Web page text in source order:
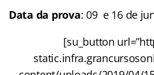
Data da prova: 09 e 16 de
[su_button